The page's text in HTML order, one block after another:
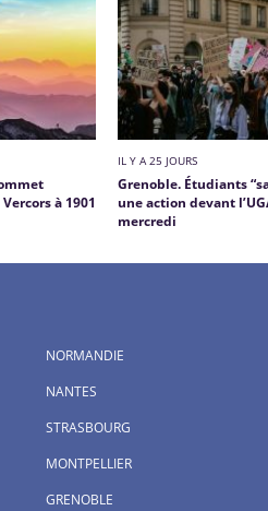
à 1901
IL Y A 25 JOURS
Grenoble. Étudiants
une action devant
mercredi
NORMANDIE
NANTES
STRASBOURG
MONTPELLIER
GRENOBLE